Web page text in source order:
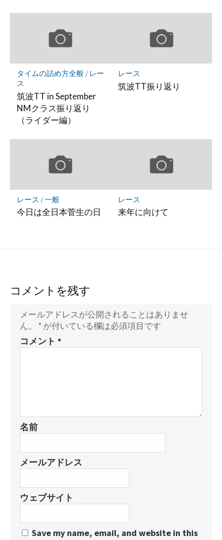
タイムの詰め方全般/ レー
ス
筑波TT in September
NMクラス振り返り
（ライダー編）
レース
筑波TT振り返り
レース /一般
今日は全日本菅生の日
レース
来年に向けて
コメントを残す
メールアドレスが公開されることはありませ
ん。
* が付いている欄は必須項目です
コメント *
名前
メールアドレス
ウェブサイト
Save my name, email, and website in this